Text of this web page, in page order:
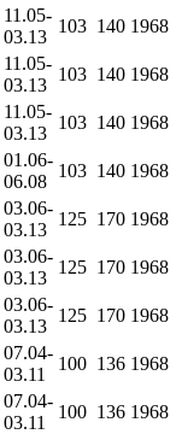
11.05-
03.13
103 140 1968
11.05-
03.13
103 140 1968
11.05-
03.13
103 140 1968
01.06-
06.08
103 140 1968
03.06-
03.13
125 170 1968
03.06-
03.13
125 170 1968
03.06-
03.13
125 170 1968
07.04-
03.11
100 136 1968
07.04-
03.11
100 136 1968